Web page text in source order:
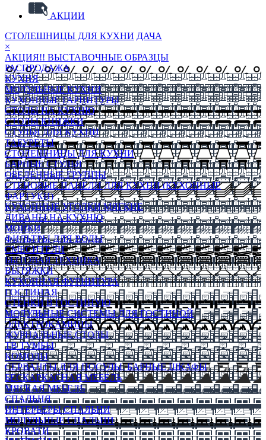
АКЦИИ
СТОЛЕШНИЦЫ ДЛЯ КУХНИ ДАЧА
×
АКЦИЯ!! ВЫСТАВОЧНЫЕ ОБРАЗЦЫ
РАСПРОДАЖА
КУХНЯ
МОДУЛЬНЫЕ КУХНИ
КУХОННЫЕ ГАРНИТУРЫ
СТОЛЫ НА КУХНЮ
СТОЛЫ КНИЖКИ
СТУЛЬЯ ДЛЯ КУХНИ
ТАБУРЕТЫ
СТОЛЕШНИЦЫ ДЛЯ КУХНИ
БАРНЫЕ СТУЛЬЯ
ОБЕДЕННЫЕ ГРУППЫ
СТЕНОВЫЕ ПАНЕЛИ ДЛЯ КУХНИ (КУХОННЫЕ
ФАРТУКИ)
КУХОННЫЕ УГОЛКИ МЯГКИЕ
ДИВАНЫ НА КУХНЮ
МОЙКИ
ФИЛЬТРЫ ДЛЯ ВОДЫ
СМЕСИТЕЛИ
БЫТОВАЯ ТЕХНИКА
ВЫТЯЖКИ
КУХОННАЯ ФУРНИТУРА
ГОСТИНАЯ
СТЕНКИ В ГОСТИНУЮ
МОДУЛЬНЫЕ СИСТЕМЫ ДЛЯ ГОСТИНОЙ
ЭЛЕКТРОКАМИНЫ
ЖУРНАЛЬНЫЕ СТОЛЫ
ТВ ТУМБЫ
КОМОДЫ
СЕРВАНТЫ ДЛЯ ПОСУДЫ, БАРНЫЕ ШКАФЫ
БЕСКАРКАСНАЯ МЕБЕЛЬ
МЯГКАЯ МЕБЕЛЬ
СПАЛЬНЯ
ИНТЕРЬЕРЫ СПАЛЬНИ
МОДУЛЬНЫЕ СПАЛЬНИ
КРОВАТИ